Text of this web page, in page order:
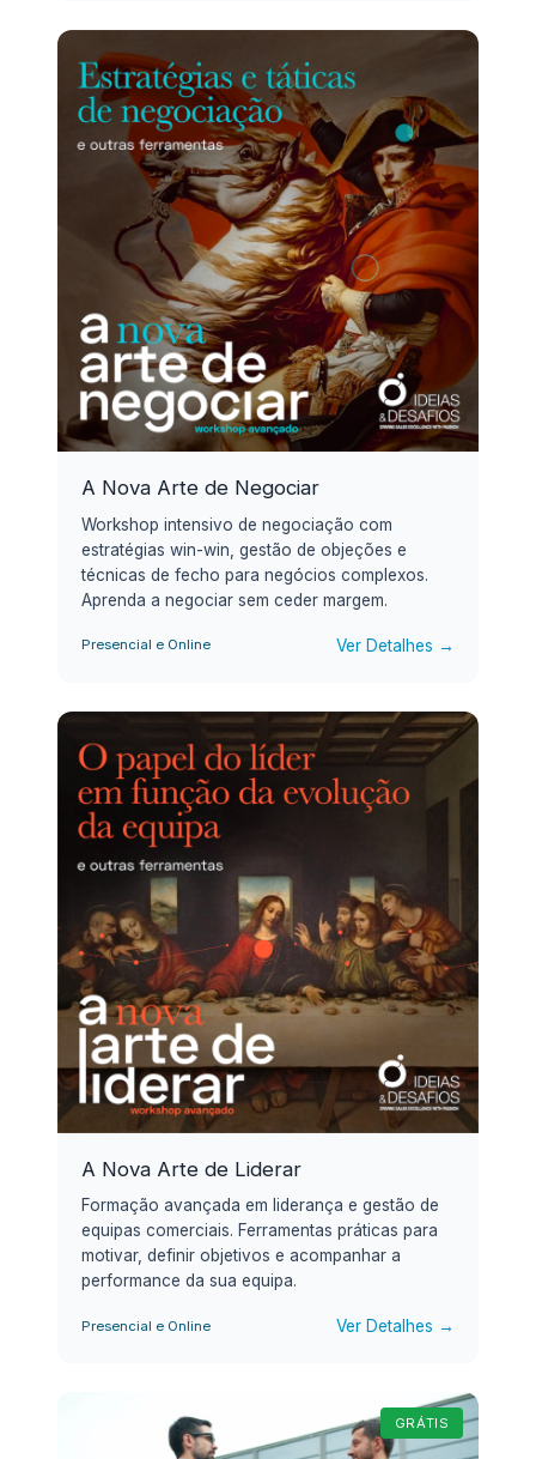
A Nova Arte de Negociar
Workshop intensivo de negociação com
estratégias win-win, gestão de objeções e
técnicas de fecho para negócios complexos.
Aprenda a negociar sem ceder margem.
Presencial e Online Ver Detalhes →
A Nova Arte de Liderar
Formação avançada em liderança e gestão de
equipas comerciais. Ferramentas práticas para
motivar, definir objetivos e acompanhar a
performance da sua equipa.
Presencial e Online Ver Detalhes →
GRÁTIS